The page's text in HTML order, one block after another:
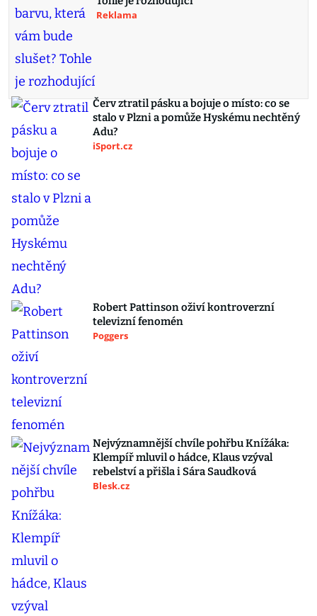
Reklama
Červ ztratil pásku a bojuje o místo: co se
stalo v Plzni a pomůže Hyskému nechtěný
Adu?
iSport.cz
Robert Pattinson oživí kontroverzní
televizní fenomén
Poggers
Nejvýznamnější chvíle pohřbu Knížáka:
Klempíř mluvil o hádce, Klaus vzýval
rebelství a přišla i Sára Saudková
Blesk.cz